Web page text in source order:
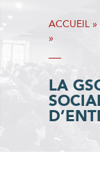
ACCUEIL »
»
LA